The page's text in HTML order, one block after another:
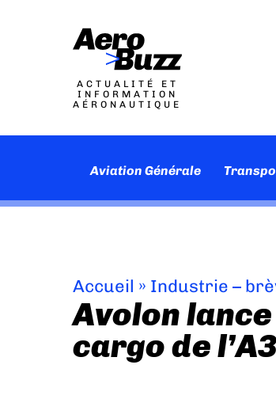
ACTUALITÉ ET
INFORMATION
AÉRONAUTIQUE
Aviation Générale
Accueil » Industrie –
Avolon
cargo de